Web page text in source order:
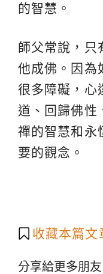
的智慧。
師父常說，只
他成佛。因為
很多障礙，心
道、回歸佛性
禪的智慧和永
要的觀念。
收藏本篇文
分享給更多朋友